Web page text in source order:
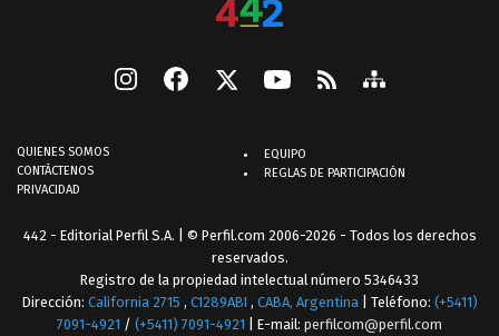
QUIENES SOMOS
CONTÁCTENOS
PRIVACIDAD
EQUIPO
REGLAS DE PARTICIPACIÓN
442 - Editorial Perfil S.A. | © Perfil.com 2006-2026 - Todos los derechos
reservados.
Registro de la propiedad intelectual número 5346433
Dirección: California 2715 , C1289ABI , CABA, Argentina | Teléfono: (+5411)
7091-4921 / (+5411) 7091-4921 | E-mail: perfilcom@perfil.com